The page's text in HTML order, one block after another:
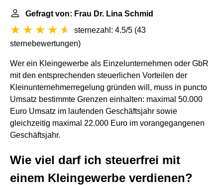
Gefragt von: Frau Dr. Lina Schmid
sternezahl: 4.5/5 (43
sternebewertungen)
Wer ein Kleingewerbe als Einzelunternehmen oder GbR
mit den entsprechenden steuerlichen Vorteilen der
Kleinunternehmerregelung gründen will, muss in puncto
Umsatz bestimmte Grenzen einhalten: maximal 50.000
Euro Umsatz im laufenden Geschäftsjahr sowie
gleichzeitig maximal 22.000 Euro im vorangegangenen
Geschäftsjahr.
Wie viel darf ich steuerfrei mit
einem Kleingewerbe verdienen?